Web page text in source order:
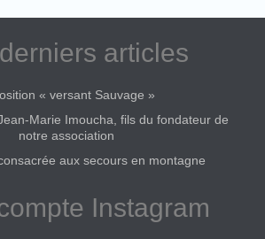
articles
« versant Sauvage »
Marie Imoucha, fils du fondateur de
notre association
aux secours en montagne
Instagram